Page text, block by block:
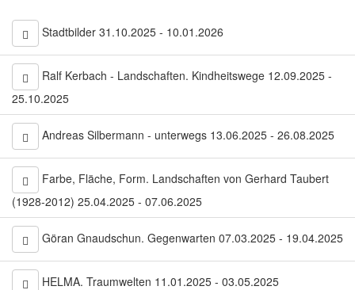
Stadtbilder 31.10.2025 - 10.01.2026
Ralf Kerbach - Landschaften. Kindheitswege 12.09.2025 -
25.10.2025
Andreas Silbermann - unterwegs 13.06.2025 - 26.08.2025
Farbe, Fläche, Form. Landschaften von Gerhard Taubert
(1928-2012) 25.04.2025 - 07.06.2025
Göran Gnaudschun. Gegenwarten 07.03.2025 - 19.04.2025
HELMA. Traumwelten 11.01.2025 - 03.05.2025